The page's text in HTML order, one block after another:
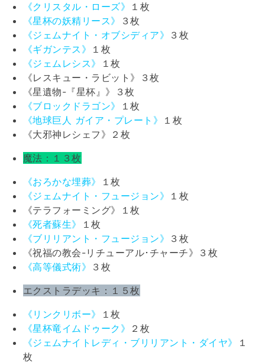
《クリスタル・ローズ》
１枚
《星杯の妖精リース》
３枚
《ジェムナイト・オブシディア》
３枚
《ギガンテス》
１枚
《ジェムレシス》
１枚
《レスキュー・ラビット》３枚
《星遺物-『星杯』》３枚
《ブロックドラゴン》
１枚
《地球巨人 ガイア・プレート》
１枚
《大邪神レシェフ》２枚
魔法：１３枚
《おろかな埋葬》
１枚
《ジェムナイト・フュージョン》
１枚
《テラフォーミング》１枚
《死者蘇生》
１枚
《ブリリアント・フュージョン》
３枚
《祝福の教会-リチューアル･チャーチ》３枚
《高等儀式術》
３枚
エクストラデッキ：１５枚
《リンクリボー》
１枚
《星杯竜イムドゥーク》
２枚
《ジェムナイトレディ・ブリリアント・ダイヤ》
１
枚